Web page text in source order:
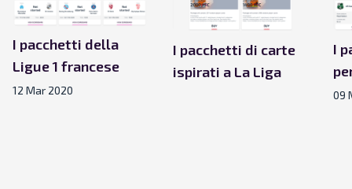
I pacchetti della
Ligue 1 francese
12 Mar 2020
I pacchetti di carte
ispirati a La Liga
I
09